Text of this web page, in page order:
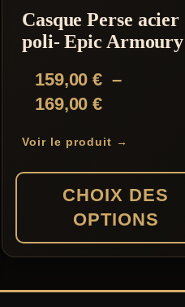
plusieurs
variations.
Les
options
peuvent
être
sur
du
Casque Perse acier
poli- Epic Armoury
159,00€ –
169,00€Plage
prix :
159,00 €
à
169,00 €
Voir le produit →
CHOIX DES
OPTIONS
produit